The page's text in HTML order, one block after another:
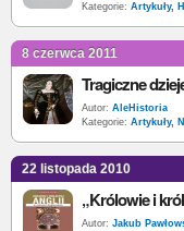
Kategorie: Artykuły,
8 czerwca 2011
Tragiczne
Autor: AleHistoria
Kategorie: Artykuły,
22 listopada 2010
Autor: Jakub